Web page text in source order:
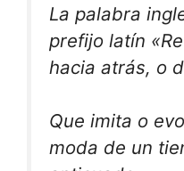
La palabra
prefijo latín
hacia atrás, o
Que imita o
moda de un